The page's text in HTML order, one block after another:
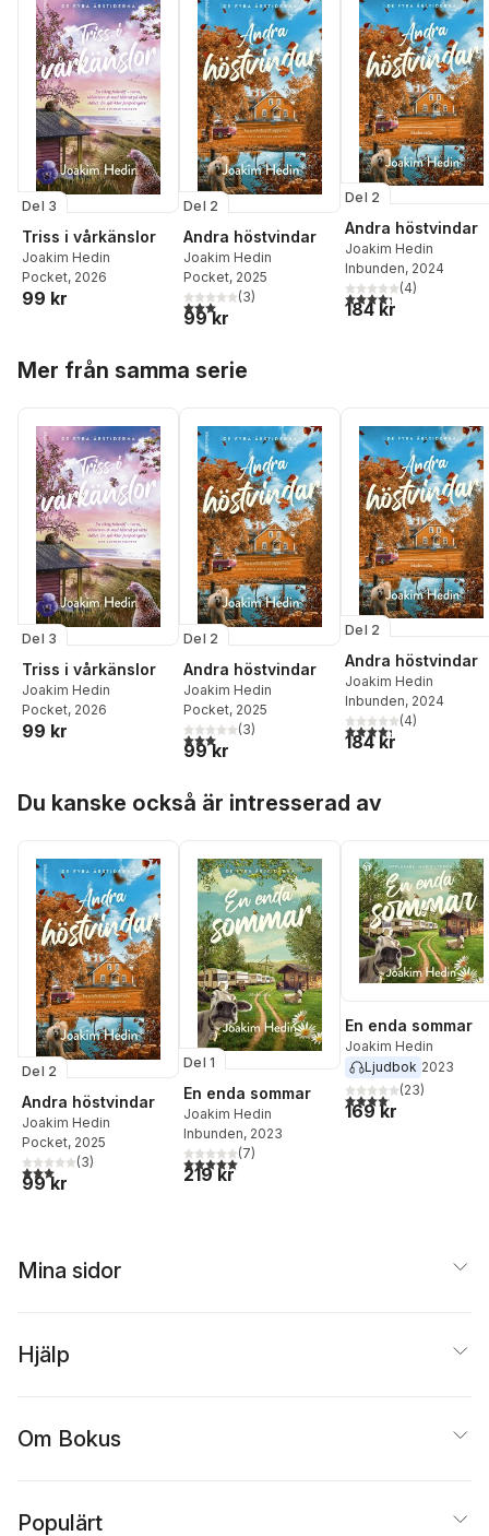
Del 3
Triss i vårkänslor
Joakim Hedin
Pocket, 2026
99 kr
Del 2
Andra höstvindar
Joakim Hedin
Pocket, 2025
3,0utav 5 stjärnor. Totalt antal röster:
(3)
99 kr
Del 2
Andra höstvindar
Joakim Hedin
Inbunden, 2024
4,3utav 5 stjärnor.
(4)
184 kr
Mer från samma serie
Del 3
Triss i vårkänslor
Joakim Hedin
Pocket, 2026
99 kr
Del 2
Andra höstvindar
Joakim Hedin
Pocket, 2025
3,0utav 5 stjärnor. Totalt antal röster:
(3)
99 kr
Del 2
Andra höstvindar
Joakim Hedin
Inbunden, 2024
4,3utav 5 stjärnor.
(4)
184 kr
Du kanske också är intresserad av
Del 2
Andra höstvindar
Joakim Hedin
Pocket, 2025
3,0utav 5 stjärnor. Totalt antal röster:
(3)
99 kr
Del 1
En enda sommar
Joakim Hedin
Inbunden, 2023
5,0utav 5 stjärnor. Totalt antal röster:
(7)
219 kr
En enda sommar
Joakim Hedin
Ljudbok 2023
4,1utav 5 stjärnor.
(23)
169 kr
Mina sidor
Hjälp
Om Bokus
Populärt